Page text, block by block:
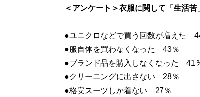
＜アンケート＞衣服に関して「生活苦
●ユニクロなどで買う回数が増えた
●服自体を買わなくなった 43％
●ブランド品を購入しなくなった 41
●クリーニングに出さない 28％
●格安スーツしか着ない 27％